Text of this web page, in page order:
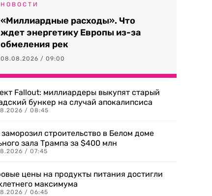
НОВОСТИ
«Миллиардные расходы». Что
ждет энергетику Европы из-за
обмеления рек
08.08.2026 / 09:00
Fallout: миллиардеры выкупят старый
бункер на случай апокалипсиса
/ 08:45
строительство в Белом доме
зала Трампа за $400 млн
/ 07:45
цены на продукты питания достигли
максимума
/ 06:45